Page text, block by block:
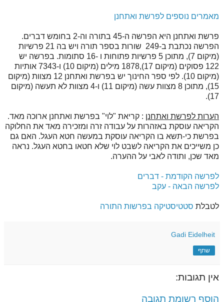
מאמרים נוספים לפרשת ואתחנן
פרשת ואתחנן היא הפרשה ה-45 בתורה וה-2 בחומש דברים.
הפרשה נכתבת ב-249 שורות בספר תורה ויש בה 21 פרשיות
(מיקום 7), מתוכן 5 פרשיות פתוחות ו -16 סתומות. בפרשה יש
122 פסוקים (מיקום 17),1878 מילים (מיקום 10) ו-7343 אותיות
(מיקום 10). לפי ספר החינוך יש בפרשת ואתחנן 12 מצוות (מיקום
15), מתוכן 8 מצוות עשה (מיקום 11) ו-4 מצוות לא תעשה (מיקום
17).
הערות לפרשת ואתחנן : קריאת "לוי" בפרשת ואתחנן ארוכה מאד.
הקריאה עוסקת באזהרות על עבודה זרה ומזכירה מאד את החלוקה
בפרשת כי-תשא בו הקריאה עוסקת במעשה חטא העגל. האם גם
כן משייכים את הקריאה לשבט לוי שלא חטאו בחטא העגל. נראה
מאד שכן, ותודה לאבי על ההערה.
לפרשה הקודמת - דברים
לפרשה הבאה - עקב
לטבלת סטטיסטיקה בפרשות התורה
Gadi Eidelheit
שתף
אין תגובות:
הוסף רשומת תגובה